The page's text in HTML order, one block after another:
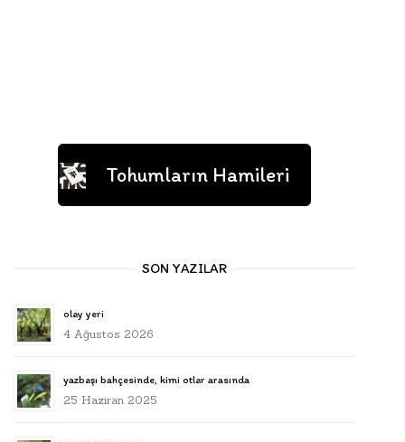
Tohumların Hamileri
SON YAZILAR
olay yeri
4 Ağustos 2026
yazbaşı bahçesinde, kimi otlar arasında
25 Haziran 2025